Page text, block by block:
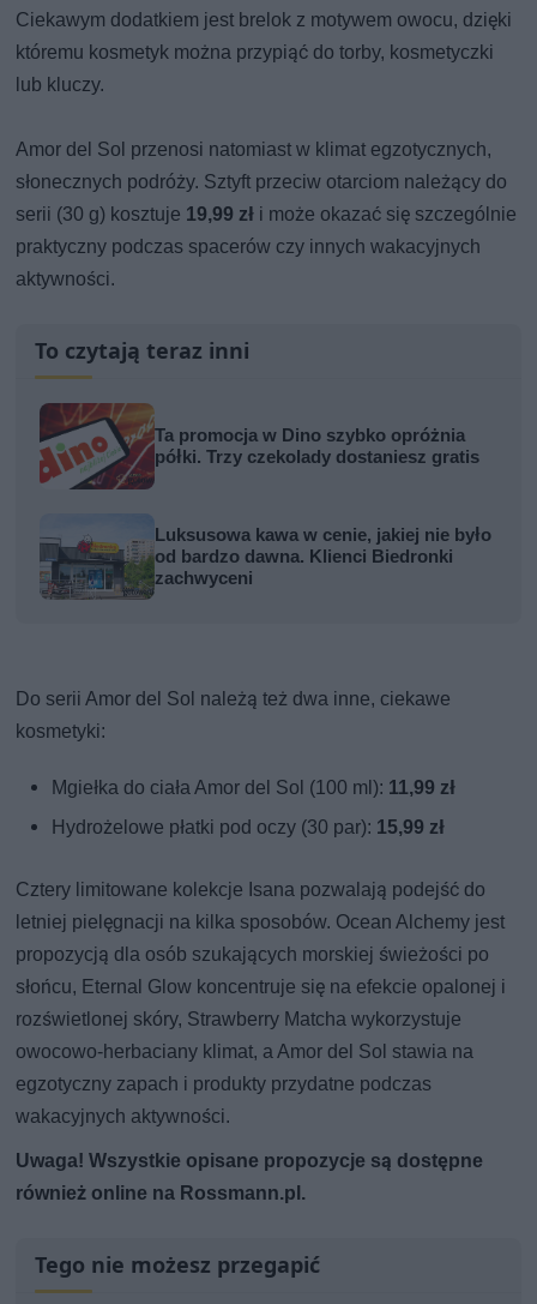
Ciekawym dodatkiem jest brelok z motywem owocu, dzięki
któremu kosmetyk można przypiąć do torby, kosmetyczki
lub kluczy.
Amor del Sol przenosi natomiast w klimat egzotycznych,
słonecznych podróży. Sztyft przeciw otarciom należący do
serii (30 g) kosztuje 19,99 zł i może okazać się szczególnie
praktyczny podczas spacerów czy innych wakacyjnych
aktywności.
To czytają teraz inni
Ta promocja w Dino szybko opróżnia
półki. Trzy czekolady dostaniesz gratis
Luksusowa kawa w cenie, jakiej nie było
od bardzo dawna. Klienci Biedronki
zachwyceni
Do serii Amor del Sol należą też dwa inne, ciekawe
kosmetyki:
Mgiełka do ciała Amor del Sol (100 ml): 11,99 zł
Hydrożelowe płatki pod oczy (30 par): 15,99 zł
Cztery limitowane kolekcje Isana pozwalają podejść do
letniej pielęgnacji na kilka sposobów. Ocean Alchemy jest
propozycją dla osób szukających morskiej świeżości po
słońcu, Eternal Glow koncentruje się na efekcie opalonej i
rozświetlonej skóry, Strawberry Matcha wykorzystuje
owocowo-herbaciany klimat, a Amor del Sol stawia na
egzotyczny zapach i produkty przydatne podczas
wakacyjnych aktywności.
Uwaga! Wszystkie opisane propozycje są dostępne
również online na Rossmann.pl.
Tego nie możesz przegapić